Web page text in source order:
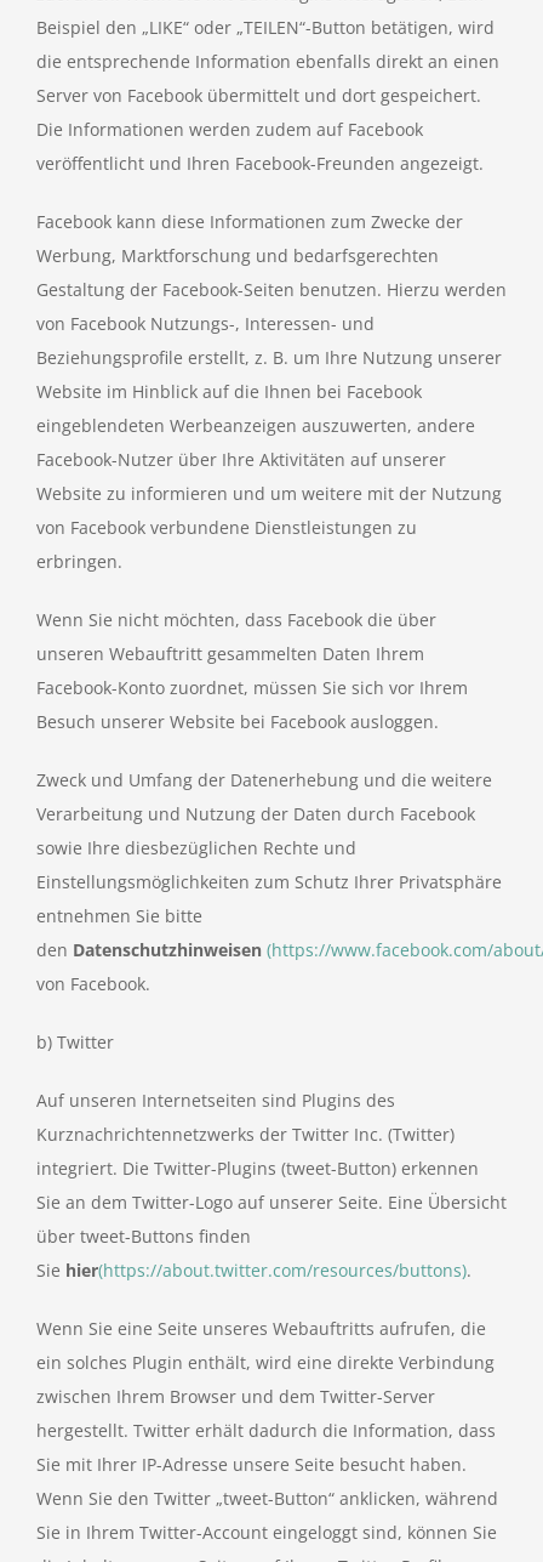
Beispiel den „LIKE“ oder „TEILEN“-Button betätigen, wird
die entsprechende Information ebenfalls direkt an einen
Server von Facebook übermittelt und dort gespeichert.
Die Informationen werden zudem auf Facebook
veröffentlicht und Ihren Facebook-Freunden angezeigt.
Facebook kann diese Informationen zum Zwecke der
Werbung, Marktforschung und bedarfsgerechten
Gestaltung der Facebook-Seiten benutzen. Hierzu werden
von Facebook Nutzungs-, Interessen- und
Beziehungsprofile erstellt, z. B. um Ihre Nutzung unserer
Website im Hinblick auf die Ihnen bei Facebook
eingeblendeten Werbeanzeigen auszuwerten, andere
Facebook-Nutzer über Ihre Aktivitäten auf unserer
Website zu informieren und um weitere mit der Nutzung
von Facebook verbundene Dienstleistungen zu
erbringen.
Wenn Sie nicht möchten, dass Facebook die über
unseren Webauftritt gesammelten Daten Ihrem
Facebook-Konto zuordnet, müssen Sie sich vor Ihrem
Besuch unserer Website bei Facebook ausloggen.
Zweck und Umfang der Datenerhebung und die weitere
Verarbeitung und Nutzung der Daten durch Facebook
sowie Ihre diesbezüglichen Rechte und
Einstellungsmöglichkeiten zum Schutz Ihrer Privatsphäre
entnehmen Sie bitte
den Datenschutzhinweisen (https://www.facebook.com/
von Facebook.
b) Twitter
Auf unseren Internetseiten sind Plugins des
Kurznachrichtennetzwerks der Twitter Inc. (Twitter)
integriert. Die Twitter-Plugins (tweet-Button) erkennen
Sie an dem Twitter-Logo auf unserer Seite. Eine Übersicht
über tweet-Buttons finden
Sie hier(https://about.twitter.com/resources/buttons).
Wenn Sie eine Seite unseres Webauftritts aufrufen, die
ein solches Plugin enthält, wird eine direkte Verbindung
zwischen Ihrem Browser und dem Twitter-Server
hergestellt. Twitter erhält dadurch die Information, dass
Sie mit Ihrer IP-Adresse unsere Seite besucht haben.
Wenn Sie den Twitter „tweet-Button“ anklicken, während
Sie in Ihrem Twitter-Account eingeloggt sind, können Sie